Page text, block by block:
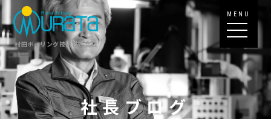
村田ボーリング技研株式会社
MENU
社長ブログ